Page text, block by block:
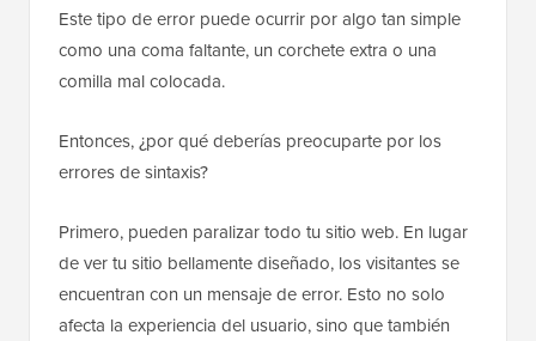
Este tipo de error puede ocurrir por algo tan simple
como una coma faltante, un corchete extra o una
comilla mal colocada.
Entonces, ¿por qué deberías preocuparte por los
errores de sintaxis?
Primero, pueden paralizar todo tu sitio web. En lugar
de ver tu sitio bellamente diseñado, los visitantes se
encuentran con un mensaje de error. Esto no solo
afecta la experiencia del usuario, sino que también